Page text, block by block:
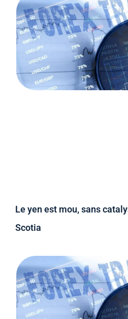
Le yen est mou, sans
Scotia